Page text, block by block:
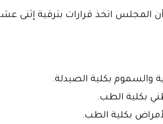
المجلس اتخذ قرارات بترقية إثنى
والسموم بكلية الصيدلة.
بكلية الطب.
بكلية الطب.